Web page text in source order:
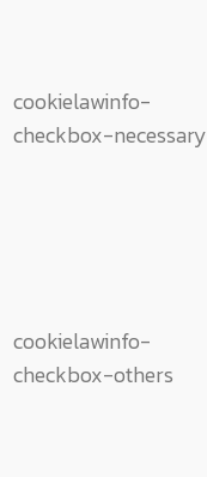
cookielawinfo-
checkbox-necessary
cookielawinfo-
checkbox-others